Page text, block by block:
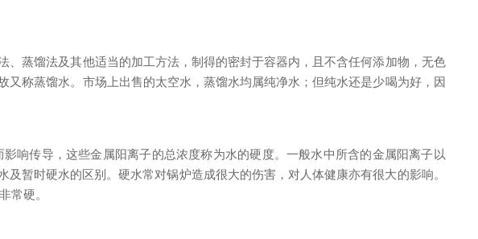
蒸馏法及其他适当的加工方法，制得的密封于容器内，且不含任何添加物，无色
称蒸馏水。市场上出售的太空水，蒸馏水均属纯净水；但纯水还是少喝为好，因
响传导，这些金属阳离子的总浓度称为水的硬度。一般水中所含的金属阳离子以
暂时硬水的区别。硬水常对锅炉造成很大的伤害，对人体健康亦有很大的影响。
常硬。